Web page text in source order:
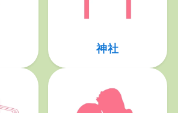
神社